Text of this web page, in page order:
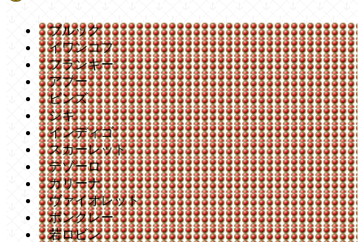
ブルック
イワンコフ
フランキー
アプー
ビンズ
シキ
インディゴ
スカーレット
テゾーロ
カリーナ
ヴァイオレット
ボンクレー
若ロビン